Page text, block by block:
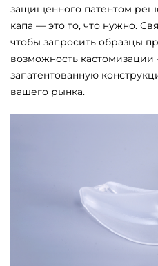
защищенного патентом
капа — это то, что нужно.
чтобы запросить образцы
возможность
запатентованную
вашего рынка.